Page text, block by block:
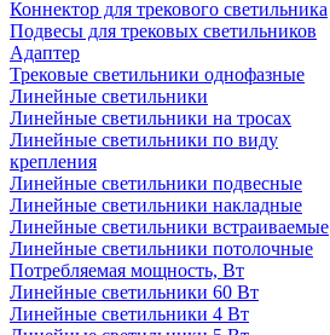
Коннектор для трекового светильника
Подвесы для трековых светильников
Адаптер
Трековые светильники однофазные
Линейные светильники
Линейные светильники на тросах
Линейные светильники по виду
крепления
Линейные светильники подвесные
Линейные светильники накладные
Линейные светильники встраиваемые
Линейные светильники потолочные
Потребляемая мощность, Вт
Линейные светильники 60 Вт
Линейные светильники 4 Вт